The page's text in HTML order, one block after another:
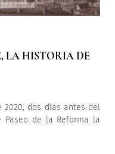
LA HISTORIA DE
2020, dos días antes del
de la Reforma la